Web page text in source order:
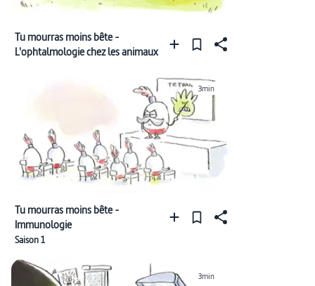
Tu mourras moins bête -
L'ophtalmologie chez les animaux
3min
Tu mourras moins bête -
Immunologie
Saison 1
3min